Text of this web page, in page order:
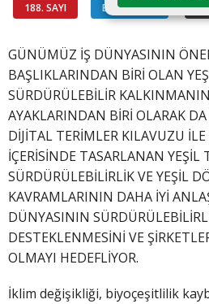
188. SAYI BİLGİ HATTI #
GÜNÜMÜZ İŞ DÜNYASININ
BAŞLIKLARINDAN BİRİ OLAN
SÜRDÜRÜLEBİLİR
AYAKLARINDAN BİRİ OLARAK
DİJİTAL TERİMLER KILAVUZU
İÇERİSİNDE TASARLANAN YEŞİL
SÜRDÜRÜLEBİLİRLİK VE YEŞİL
KAVRAMLARININ DAHA İYİ
DÜNYASININ
DESTEKLENMESİNİ VE
OLMAYI HEDEFLİYOR.
İklim değişikliği, biyoçeşitlilik